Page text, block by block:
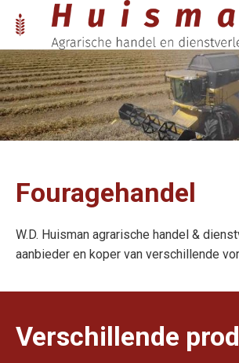
Fouragehandel
W.D. Huisman agrarische handel &
aanbieder en koper van verschillende
Verschillende